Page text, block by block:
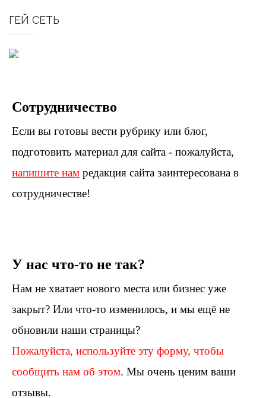
ГЕЙ СЕТЬ
Сотрудничество
Если вы готовы вести рубрику или блог,
подготовить материал для сайта - пожалуйста,
напишите нам редакция сайта заинтересована в
сотрудничестве!
У нас что-то не так?
Нам не хватает нового места или бизнес уже
закрыт? Или что-то изменилось, и мы ещё не
обновили наши страницы?
Пожалуйста, используйте эту форму, чтобы
сообщить нам об этом. Мы очень ценим ваши
отзывы.